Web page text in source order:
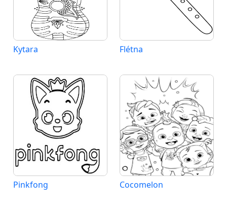
Kytara Flétna
Pinkfong Cocomelon